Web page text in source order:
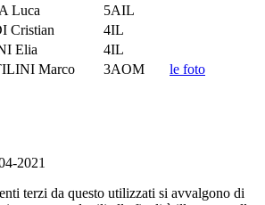
Luca
5AIL
Cristian
4IL
Elia
4IL
Marco 3AOM le foto
2021
terzi da questo utilizzati si avvalgono di